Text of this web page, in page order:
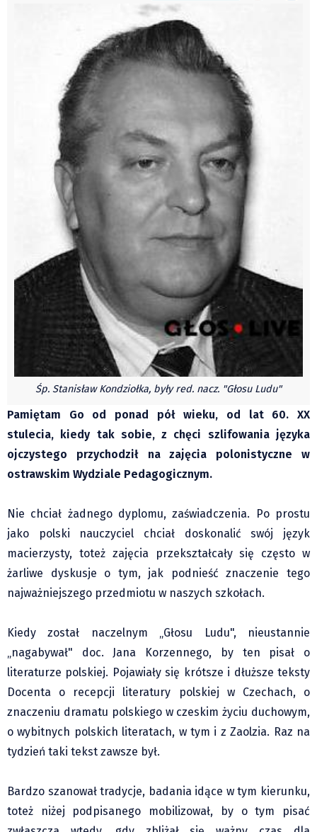
Napisz artykuł
Zamów prenumeratę
Reklama
RODO (GDPR)
OGÓLNE WARUNKI HANDLOWE
Všeobecné obchodní podmínky
Wiadomości
Region
Czechy
Polska
Świat
Kongres Polaków
Sejmiki Gminne 2024
PZKO
Placówki dyplomatyczne w CZ
English Voice
Kultura
Pop Art
Wydarzenia
Nasze biblioteki
Zdaniem...
Pre-teksty i kon-teksty Łęckiego
Na posiónku pisane Milerskiego (archiwum)
Na granicy Księstwa Drobika (archiwum)
Podróże małe i duże Skałki
Podróże
Wywiady
Rodziny wielodzietne
Nauka
Młodzi
Przedszkola
Szkoły średnie
Studia
Śp. Stanisław Kondziołka, były red. nacz. "Głosu Ludu"
Pamiętam Go od ponad pół wieku, od lat 60. XX
stulecia, kiedy tak sobie, z chęci szlifowania języka
ojczystego przychodził na zajęcia polonistyczne w
ostrawskim Wydziale Pedagogicznym.
Nie chciał żadnego dyplomu, zaświadczenia. Po prostu
jako polski nauczyciel chciał doskonalić swój język
macierzysty, toteż zajęcia przekształcały się często w
żarliwe dyskusje o tym, jak podnieść znaczenie tego
najważniejszego przedmiotu w naszych szkołach.
Kiedy został naczelnym „Głosu Ludu", nieustannie
„nagabywał" doc. Jana Korzennego, by ten pisał o
literaturze polskiej. Pojawiały się krótsze i dłuższe teksty
Docenta o recepcji literatury polskiej w Czechach, o
znaczeniu dramatu polskiego w czeskim życiu duchowym,
o wybitnych polskich literatach, w tym i z Zaolzia. Raz na
tydzień taki tekst zawsze był.
Bardzo szanował tradycje, badania idące w tym kierunku,
toteż niżej podpisanego mobilizował, by o tym pisać